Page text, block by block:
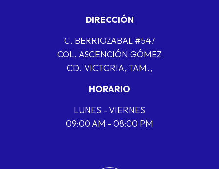
DIRECCIÓN
C. BERRIOZABAL #547
COL. ASCENCIÓN GÓMEZ
CD. VICTORIA, TAM.,
HORARIO
LUNES - VIERNES
09:00 AM - 08:00 PM